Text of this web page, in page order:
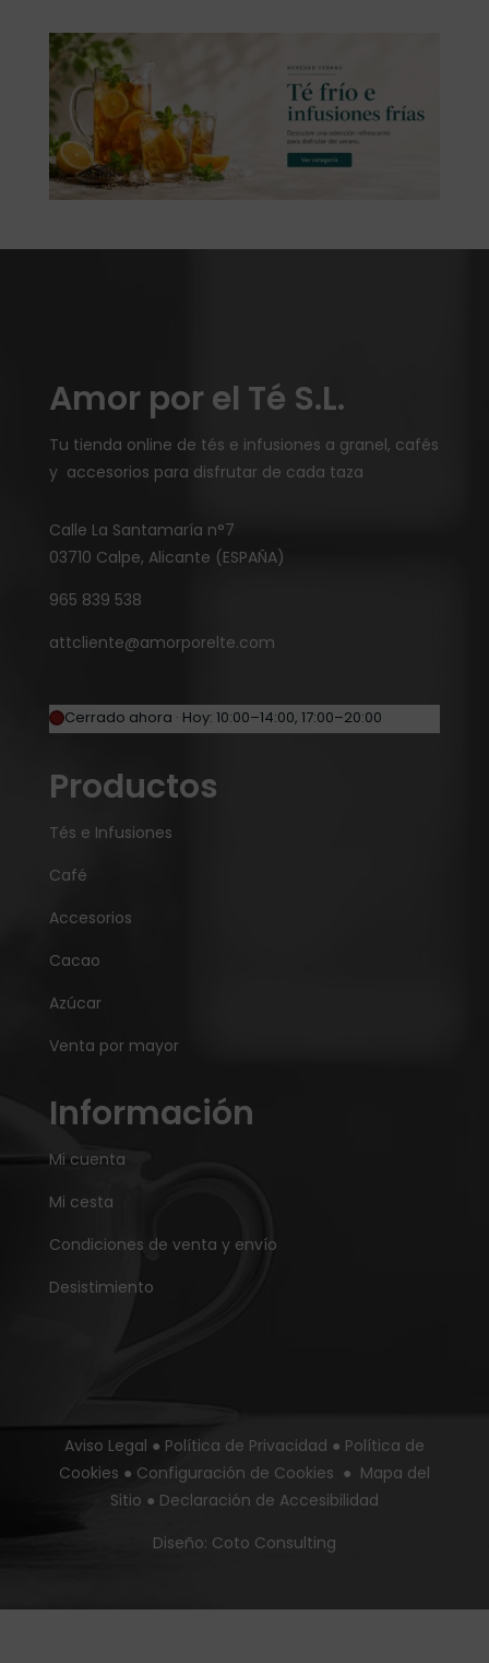
Amor por el Té S.L.
Tu tienda online de tés e infusiones a granel, cafés
y accesorios para disfrutar de cada taza
Calle La Santamaría n°7
03710 Calpe, Alicante (ESPAÑA)
965 839 538
attcliente@amorporelte.com
Cerrado ahora · Hoy: 10:00–14:00, 17:00–20:00
Productos
Tés e Infusiones
Café
Accesorios
Cacao
Azúcar
Venta por mayor
Información
Mi cuenta
Mi cesta
Condiciones de venta y envío
Desistimiento
Aviso Legal ● Política de Privacidad ● Política de
Cookies ● Configuración de Cookies ● Mapa del
Sitio ● Declaración de Accesibilidad
Diseño: Coto Consulting